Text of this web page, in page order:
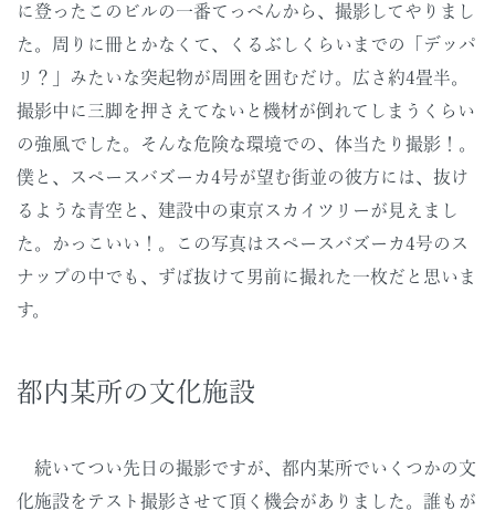
に登ったこのビルの一番てっぺんから、撮影してやりまし
た。周りに冊とかなくて、くるぶしくらいまでの「デッパ
リ？」みたいな突起物が周囲を囲むだけ。広さ約4畳半。
撮影中に三脚を押さえてないと機材が倒れてしまうくらい
の強風でした。そんな危険な環境での、体当たり撮影！。
僕と、スペースバズーカ4号が望む街並の彼方には、抜け
るような青空と、建設中の東京スカイツリーが見えまし
た。かっこいい！。この写真はスペースバズーカ4号のス
ナップの中でも、ずば抜けて男前に撮れた一枚だと思いま
す。
都内某所の文化施設
続いてつい先日の撮影ですが、都内某所でいくつかの文
化施設をテスト撮影させて頂く機会がありました。誰もが